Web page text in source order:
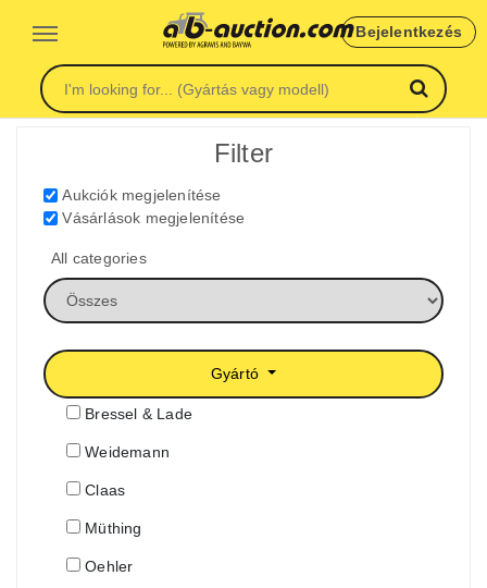
Bejelentkezés
Filter
Aukciók megjelenítése
Vásárlások megjelenítése
All categories
Gyártó
Bressel & Lade
Weidemann
Claas
Müthing
Oehler